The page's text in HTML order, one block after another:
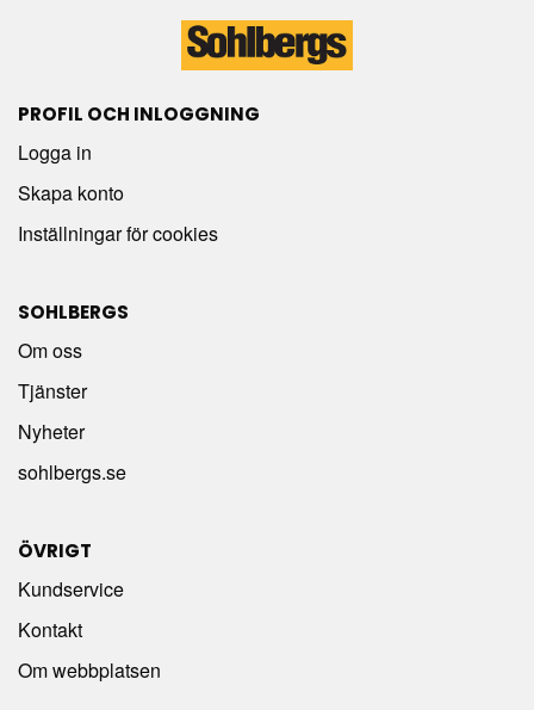
PROFIL OCH INLOGGNING
Logga in
Skapa konto
Inställningar för cookies
SOHLBERGS
Om oss
Tjänster
Nyheter
sohlbergs.se
ÖVRIGT
Kundservice
Kontakt
Om webbplatsen